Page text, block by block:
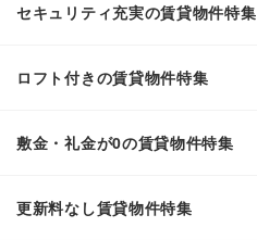
セキュリティ充実の賃貸物件特集
ロフト付きの賃貸物件特集
敷金・礼金が0の賃貸物件特集
更新料なし賃貸物件特集